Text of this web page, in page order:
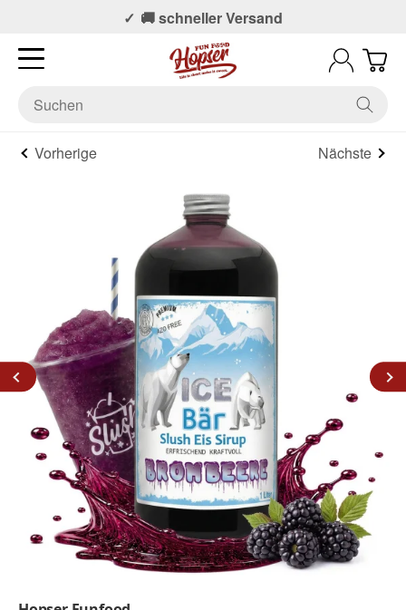
📞 Persönlicher Support🚚 schneller Versand
Vorherige Nächste